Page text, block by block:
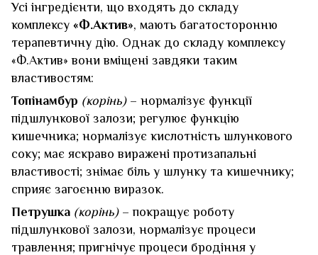
Усі інгредієнти, що входять до складу
комплексу «Ф.Актив», мають багатосторонню
терапевтичну дію. Однак до складу комплексу
«Ф.Актив» вони вміщені завдяки таким
властивостям:
Топінамбур (корінь)– нормалізує функції
підшлункової залози; регулює функцію
кишечника; нормалізує кислотність шлункового
соку; має яскраво виражені протизапальні
властивості; знімає біль у шлунку та кишечнику;
сприяє загоєнню виразок.
Петрушка (корінь)– покращує роботу
підшлункової залози, нормалізує процеси
травлення; пригнічує процеси бродіння у